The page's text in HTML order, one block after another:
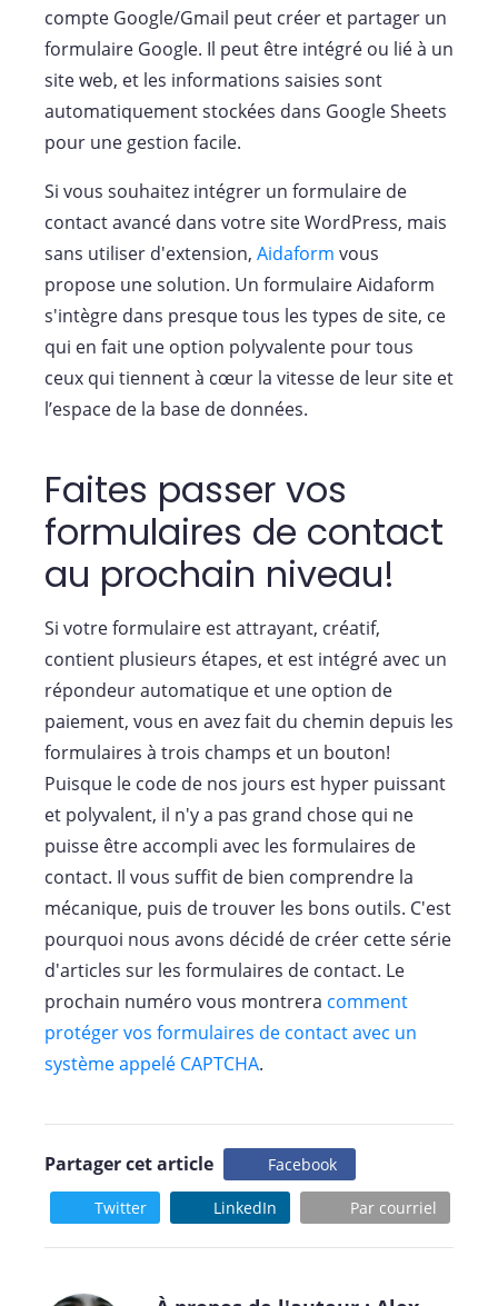
compte Google/Gmail peut créer et partager un
formulaire Google. Il peut être intégré ou lié à un
site web, et les informations saisies sont
automatiquement stockées dans Google Sheets
pour une gestion facile.
Si vous souhaitez intégrer un formulaire de
contact avancé dans votre site WordPress, mais
sans utiliser d'extension, Aidaform vous
propose une solution. Un formulaire Aidaform
s'intègre dans presque tous les types de site, ce
qui en fait une option polyvalente pour tous
ceux qui tiennent à cœur la vitesse de leur site et
l’espace de la base de données.
Faites passer vos
formulaires de contact
au prochain niveau!
Si votre formulaire est attrayant, créatif,
contient plusieurs étapes, et est intégré avec un
répondeur automatique et une option de
paiement, vous en avez fait du chemin depuis les
formulaires à trois champs et un bouton!
Puisque le code de nos jours est hyper puissant
et polyvalent, il n'y a pas grand chose qui ne
puisse être accompli avec les formulaires de
contact. Il vous suffit de bien comprendre la
mécanique, puis de trouver les bons outils. C'est
pourquoi nous avons décidé de créer cette série
d'articles sur les formulaires de contact. Le
prochain numéro vous montrera comment
protéger vos formulaires de contact avec un
système appelé CAPTCHA.
Partager cet article Facebook
Twitter LinkedIn Par courriel